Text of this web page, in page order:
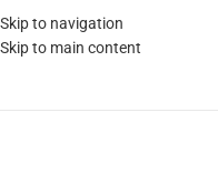
Skip to navigation
Skip to main content